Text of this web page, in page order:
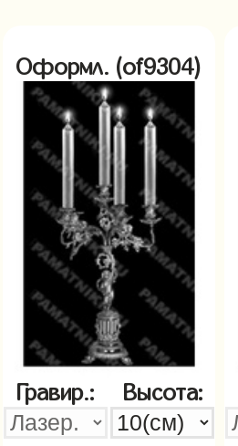
Оформл. (of9304)
Гравир.: Высота: